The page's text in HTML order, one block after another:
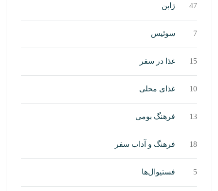
ژاپن 47
سوئیس
غذا در سفر 15
غذای محلی 10
فرهنگ بومی 13
فرهنگ و آداب سفر 18
فستیوال‌ها